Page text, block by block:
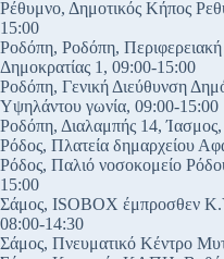
Ρέθυμνο, Δημοτικός Κήπος
15:00
Ροδόπη, Ροδόπη,
Δημοκρατίας 1, 09:00-15:00
Ροδόπη, Γενική Διεύθυνση
Υψηλάντου γωνία, 09:00-15:00
Ροδόπη, Διαλαμπής 14,
Ρόδος, Πλατεία δημαρχείου
Ρόδος, Παλιό νοσοκομείο
15:00
Σάμος, ISOBOX έμπροσθεν
08:00-14:30
Σάμος, Πνευματικό Κέντρο